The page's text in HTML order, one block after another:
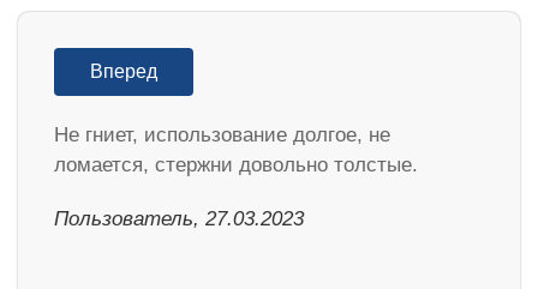
Вперед
Не гниет, использование долгое, не
ломается, стержни довольно толстые.
Пользователь, 27.03.2023